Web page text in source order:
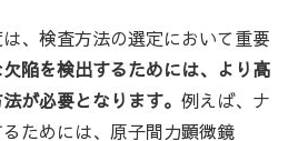
、検査方法の選定において重要
陥を検出するためには、より高
が必要となります。 例えば、ナ
ためには、原子間力顕微鏡